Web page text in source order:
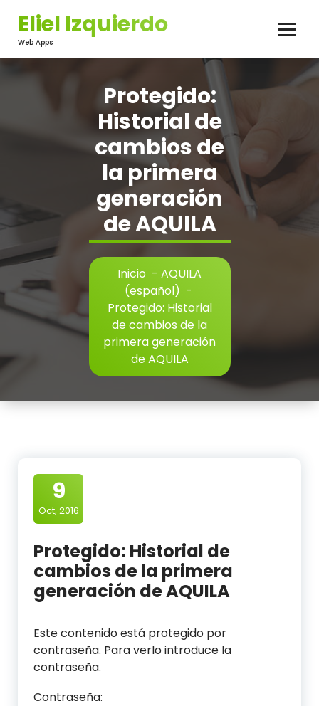
contenido
Eliel Izquierdo
Web Apps
Protegido:
Historial de
cambios de
la primera
generación
de AQUILA
Inicio - AQUILA
(español) -
Protegido: Historial
de cambios de la
primera generación
de AQUILA
9
Oct, 2016
Protegido: Historial de
cambios de la primera
generación de AQUILA
Este contenido está protegido por
contraseña. Para verlo introduce la
contraseña.
Contraseña: